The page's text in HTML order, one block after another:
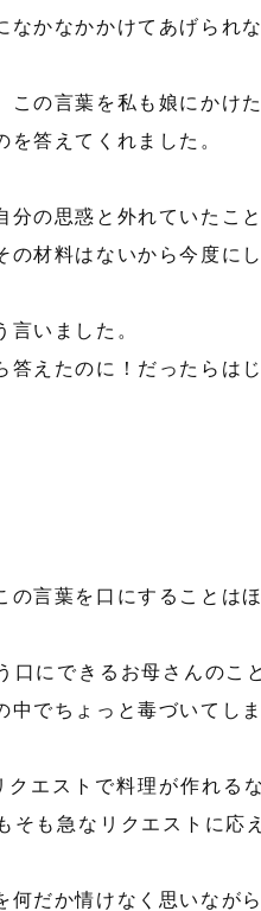
なかなかかけてあげられ
この言葉を私も娘にかけ
答えてくれました。
分の思惑と外れていたこと
の材料はないから今度に
言いました。
答えたのに！だったらは
の言葉を口にすることは
口にできるお母さんのこ
中でちょっと毒づいてし
クエストで料理が作れる
そも急なリクエストに応
何だか情けなく思いなが